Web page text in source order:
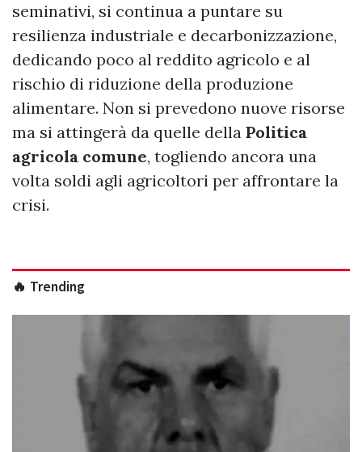
seminativi, si continua a puntare su
resilienza industriale e decarbonizzazione,
dedicando poco al reddito agricolo e al
rischio di riduzione della produzione
alimentare. Non si prevedono nuove risorse
ma si attingerà da quelle della Politica
agricola comune, togliendo ancora una
volta soldi agli agricoltori per affrontare la
crisi.
🔥 Trending